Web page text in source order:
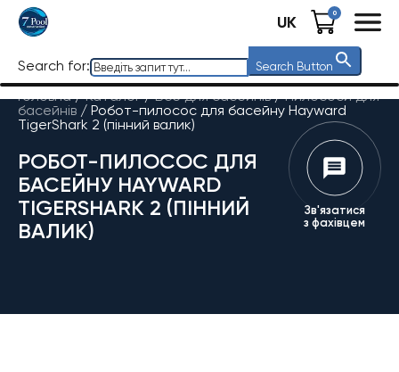
UK 0
Search for: Search Button
Головна / Каталог/Все для басейнів/Пилососи для
басейнів / Робот-пилосос для басейну Hayward
TigerShark 2 (пінний валик)
РОБОТ-ПИЛОСОС ДЛЯ
БАСЕЙНУ HAYWARD
TIGERSHARK 2 (ПІННИЙ
ВАЛИК)
Зв'язатися
з фахівцем